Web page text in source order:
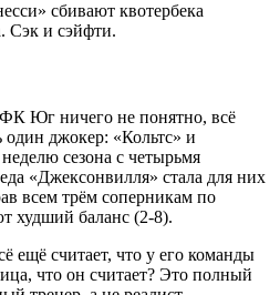
сбивают квотербека
Сэк и сэйфти.
Юг ничего не понятно, всё
джокер: «Кольтс» и
сезона с четырьмя
«Джексонвилля» стала для них
всем трём соперникам по
худший баланс (2-8).
ещё считает, что у его команды
что он считает? Это полный